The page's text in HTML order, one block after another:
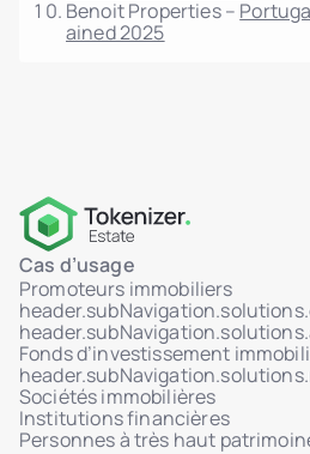
Benoit Properties –
ained 2025
Cas d’usage
Promoteurs immobiliers
Fonds d’investissement
Sociétés immobilières
Institutions financières
Personnes à très haut